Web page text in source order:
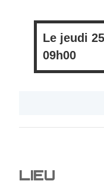
Le jeudi
09h00
LIEU